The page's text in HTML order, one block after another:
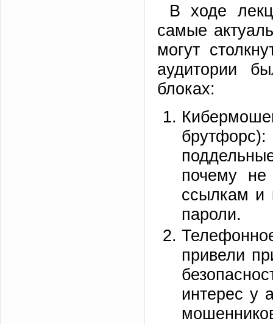
В ходе
самые
могут
аудитории
блоках:
почему не
ссылкам и
пароли.
привели
интерес у